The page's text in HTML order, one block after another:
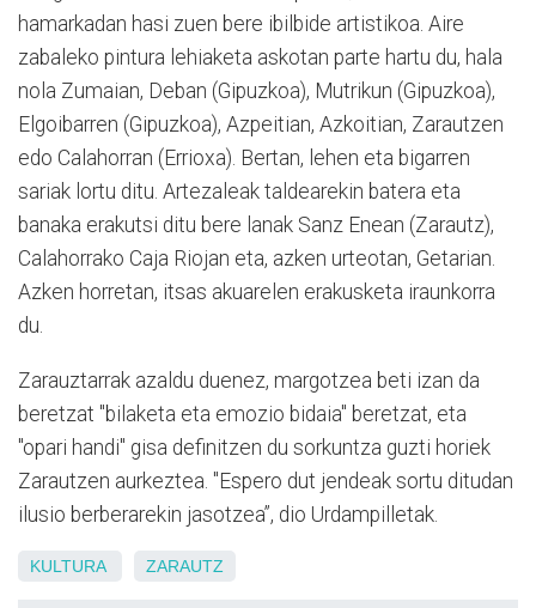
hamarkadan hasi zuen bere ibilbide artistikoa. Aire
zabaleko pintura lehiaketa askotan parte hartu du, hala
nola Zumaian, Deban (Gipuzkoa), Mutrikun (Gipuzkoa),
Elgoibarren (Gipuzkoa), Azpeitian, Azkoitian, Zarautzen
edo Calahorran (Errioxa). Bertan, lehen eta bigarren
sariak lortu ditu. Artezaleak taldearekin batera eta
banaka erakutsi ditu bere lanak Sanz Enean (Zarautz),
Calahorrako Caja Riojan eta, azken urteotan, Getarian.
Azken horretan, itsas akuarelen erakusketa iraunkorra
du.
Zarauztarrak azaldu duenez, margotzea beti izan da
beretzat "bilaketa eta emozio bidaia" beretzat, eta
"opari handi" gisa definitzen du sorkuntza guzti horiek
Zarautzen aurkeztea. "Espero dut jendeak sortu ditudan
ilusio berberarekin jasotzea”, dio Urdampilletak.
KULTURA ZARAUTZ